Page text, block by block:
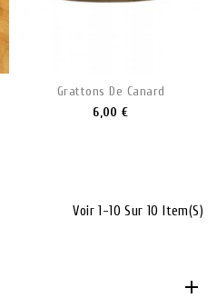
Grattons De Canard
6,00 €
Voir 1-10 Sur 10 Item(s)
